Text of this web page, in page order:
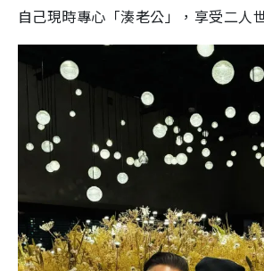
自己現時專心「湊老公」，享受二人